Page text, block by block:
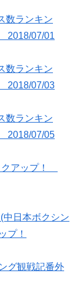
数ランキン
2018/07/01
数ランキン
2018/07/03
数ランキン
2018/07/05
クアップ！
中日本ボクシン
プ！
グ観戦記番外